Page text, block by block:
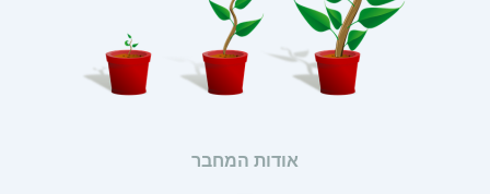
אודות המחבר